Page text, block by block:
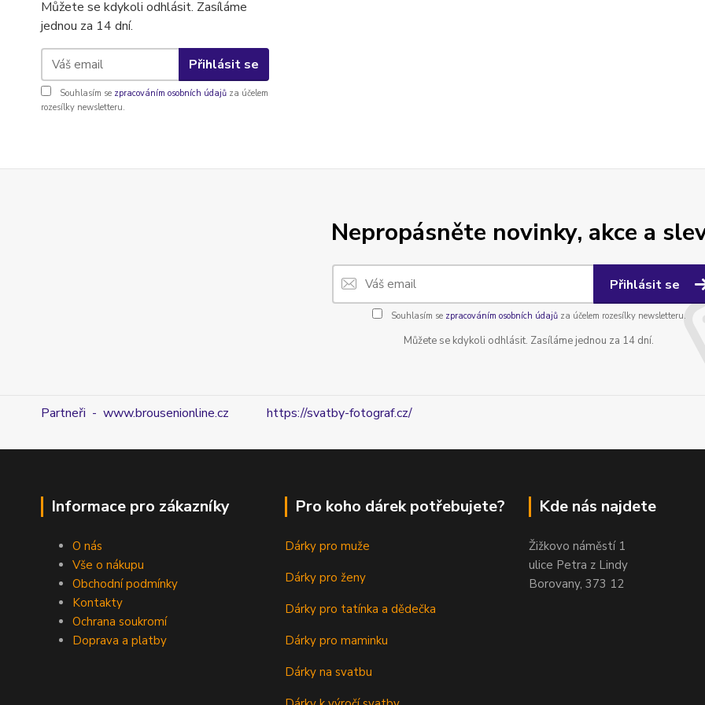
Můžete se kdykoli odhlásit. Zasíláme
jednou za 14 dní.
Přihlásit se
Souhlasím se zpracováním osobních údajů za účelem
rozesílky newsletteru.
Nepropásněte novinky, akce a
Přihlásit se
Souhlasím se zpracováním osobních údajůza účelem rozesílky newsletteru.
Můžete se kdykoli odhlásit. Zasíláme jednou za 14 dní.
Partneři - www.brousenionline.cz https://svatby-fotograf.cz/
Informace pro zákazníky
O nás
Vše o nákupu
Obchodní podmínky
Kontakty
Ochrana soukromí
Doprava a platby
Pro koho dárek potřebujete?
Dárky pro muže
Dárky pro ženy
Dárky pro tatínka a dědečka
Dárky pro maminku
Dárky na svatbu
Kde nás najdete
Žižkovo náměstí 1
ulice Petra z Lindy
Borovany, 373 12